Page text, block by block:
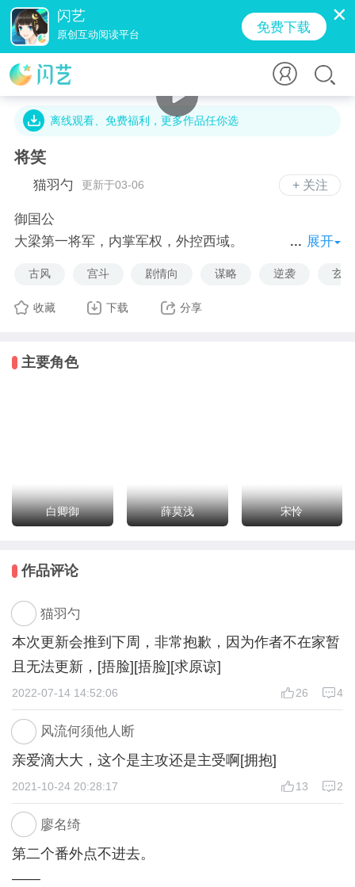
闪艺
原创互动阅读平台 免费下载
6.5万字 · 2.7万人气 · 251.7M · 4万贡献值
离线观看、免费福利，更多作品任你选
将笑
+ 关注
猫羽勺 更新于03-06
御国公
大梁第一将军，内掌军权，外控西域。
冰山？美人？
奉旨回京后，圣上疑心，友人利用，大臣陷害。
内心os早知道这么多事，还不如继续在边疆吃沙子，当
你有些发懵，一路上牵线搭桥，怎么吃瓜吃到自己身
上。
展开
古风 宫斗 剧情向 谋略 逆袭 玄幻
收藏 下载 分享
主要角色
白卿御 薛莫浅 宋怜
作品评论
猫羽勺
本次更新会推到下周，非常抱歉，因为作者不在家暂
且无法更新，[捂脸][捂脸][求原谅]
4
26
2022-07-14 14:52:06
风流何须他人断
亲爱滴大大，这个是主攻还是主受啊[拥抱]
2
13
2021-10-24 20:28:17
廖名绮
第二个番外点不进去。
——